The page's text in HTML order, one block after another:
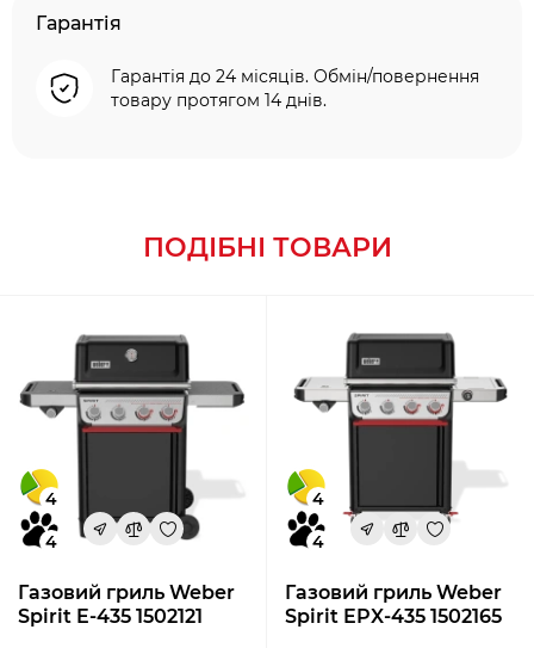
Гарантія
Гарантія до 24 місяців. Обмін/повернення
товару протягом 14 днів.
ПОДІБНІ ТОВАРИ
4
4
Газовий гриль Weber
Spirit E-435 1502121
4
4
Газовий гриль Weber
Spirit EPX-435 1502165